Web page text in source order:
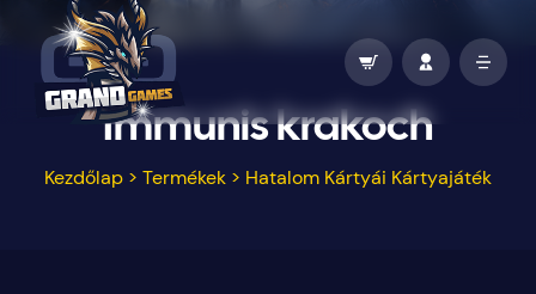
Immunis krakoch
Kezdőlap > Termékek > Hatalom Kártyái Kártyajáték